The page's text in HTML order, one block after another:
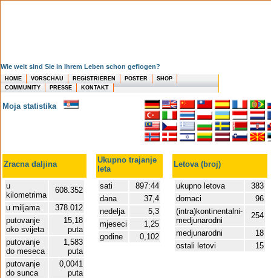
Wie weit sind Sie in Ihrem Leben schon geflogen?
HOME VORSCHAU REGISTRIEREN POSTER
SHOP
COMMUNITY
PRESSE KONTAKT
Moja statistika
Zracna daljina
Ukupno trajanje
leta
Letova (broj)
u
kilometrima
608.352
u miljama
378.012
putovanje
oko svijeta
15,18
puta
putovanje
do meseca
1,583
puta
putovanje
do sunca
0,0041
puta
sati
897:44
dana
37,4
nedelja
5,3
mjeseci
1,25
godine
0,102
ukupno letova
383
domaci
96
(intra)kontinentalni-
medjunarodni
254
medjunarodni
18
ostali letovi
15